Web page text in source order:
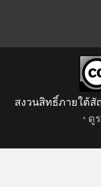
สงวนสิทธิ์ภายใต้สั
• ดู